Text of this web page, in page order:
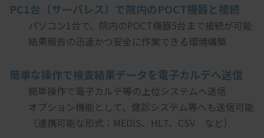
PC1台（サーバレス）で院内のPOCT機器と接続
パソコン1台で、院内のPOCT機器5台まで接続が可能
結果報告の迅速かつ安全に作業できる環境構築
簡単な操作で検査結果データを電子カルテへ送信
簡単操作で電子カルテ等の上位システムへ送信
オプション機能として、健診システム等へも送信可能
（連携可能な形式：MEDIS、HL7、CSV　など）